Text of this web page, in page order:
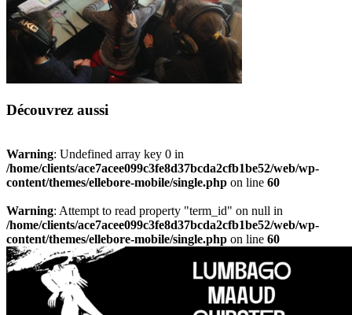
Découvrez aussi
Warning: Undefined array key 0 in
/home/clients/ace7acee099c3fe8d37bcda2cfb1be52/web/wp-
content/themes/ellebore-mobile/single.php on line 60
Warning: Attempt to read property "term_id" on null in
/home/clients/ace7acee099c3fe8d37bcda2cfb1be52/web/wp-
content/themes/ellebore-mobile/single.php on line 60